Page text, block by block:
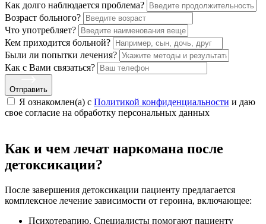
Как долго наблюдается проблема?
Возраст больного?
Что употребляет?
Кем приходится больной?
Были ли попытки лечения?
Как с Вами связаться?
Отправить
Я ознакомлен(а) с Политикой конфиденциальности и даю
свое cогласие на обработку персональных данных
Как и чем лечат наркомана после
детоксикации?
После завершения детоксикации пациенту предлагается
комплексное лечение зависимости от героина, включающее:
Психотерапию. Специалисты помогают пациенту